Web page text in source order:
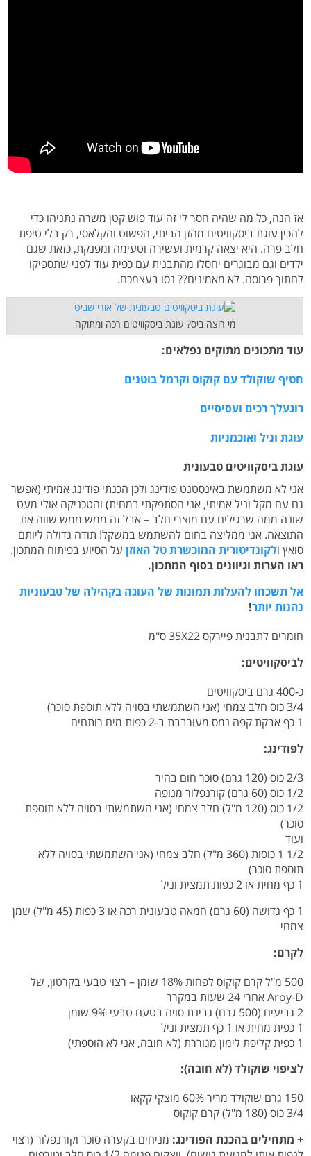
אז הנה, כל מה שהיה חסר לי זה עוד פוש קטן משרה נתניהו כדי
להכין עוגת ביסקוויטים מהזן הביתי, הפשוט והקלאסי, רק בלי טיפת
חלב פרה. היא יצאה קרמית ועשירה וטעימה ומפנקת, כזאת שגם
ילדים וגם מבוגרים יחסלו מהתבנית עם כפית עוד לפני שתספיקו
לחתוך פרוסה. לא מאמינים?? נסו בעצמכם.
מי רוצה ביס? עוגת ביסקוויטים רכה ומתוקה
עוד מתכונים מתוקים נפלאים:
חטיף שוקולד עם קוקוס וקרמל בוטנים
רוגעלך רכים ועסיסיים
עוגת וניל ואוכמניות
עוגת ביסקוויטים טבעונית
אני לא משתמשת באינסטנט פודינג ולכן הכנתי פודינג אמיתי (אפשר
גם עם מקל וניל אמיתי, אני הסתפקתי במחית) והטכניקה אולי מעט
שונה ממה שרגילים עם מוצרי חלב – אבל זה ממש ממש שווה את
התוצאה. אני ממליצה בחום להשתמש במשקל! תודה גדולה ליותם
סואץ ולקונדיטורית המוכשרת טל האוזן על הסיוע בפיתוח המתכון.
ראו הערות וגיוונים בסוף המתכון.
אל תשכחו להעלות תמונות של העוגה בקהילה של טבעוניות
נהנות יותר!
חומרים לתבנית פיירקס 35X22 ס"מ
לביסקוויטים:
כ-400 גרם ביסקוויטים
3/4 כוס חלב צמחי (אני השתמשתי בסויה ללא תוספת סוכר)
1 כף אבקת קפה נמס מעורבבת ב-2 כפות מים רותחים
לפודינג:
2/3 כוס (120 גרם) סוכר חום בהיר
1/2 כוס (60 גרם) קורנפלור מנופה
1/2 כוס (120 מ"ל) חלב צמחי (אני השתמשתי בסויה ללא תוספת
סוכר)
ועוד
1/2 1 כוסות (360 מ"ל) חלב צמחי (אני השתמשתי בסויה ללא
תוספת סוכר)
1 כף מחית או 2 כפות תמצית וניל
1 כף גדושה (60 גרם) חמאה טבעונית רכה או 3 כפות (45 מ"ל) שמן
צמחי
לקרם:
500 מ"ל קרם קוקוס לפחות 18% שומן – רצוי טבעי בקרטון, של
Aroy-D אחרי 24 שעות במקרר
2 גביעים (500 גרם) גבינת סויה בטעם טבעי 9% שומן
1 כפית מחית או 1 כף תמצית וניל
1 כפית קליפת לימון מגוררת (לא חובה, אני לא הוספתי)
לציפוי שוקולד (לא חובה):
150 גרם שוקולד מריר 60% מוצקי קקאו
3/4 כוס (180 מ"ל) קרם קוקוס
+ מתחילים בהכנת הפודינג: מניחים בקערה סוכר וקורנפלור (רצוי